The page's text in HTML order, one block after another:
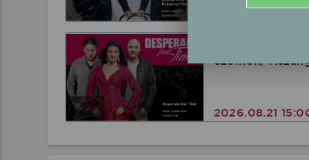
2026.08.16
Szolnok,
2026.08.21